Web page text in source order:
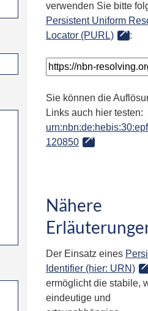
verwenden Sie bitte
Persistent Uniform
Locator (PURL)
:
Sie können die
Links auch hier testen:
120850
Nähere
Der Einsatz eines
Identifier (hier: URN)
ermöglicht die stabile,
eindeutige und